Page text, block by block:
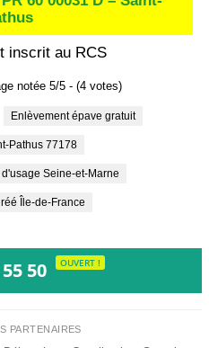
inscrit au RCS
notée 5/5 - (4 votes)
Enlèvement épave gratuit
Pathus 77178
d'usage Seine-et-Marne
Île-de-France
50 OUVERT !
PARTENAIRES